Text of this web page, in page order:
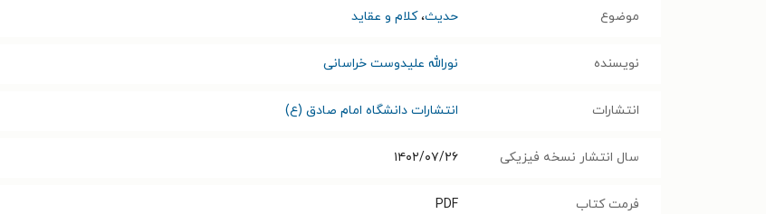
موضوع حدیث،کلام و عقاید
نویسنده نورالله علیدوست خراسانی
انتشارات انتشارات دانشگاه امام صادق (ع)
سال انتشار نسخه فیزیکی ۱۴۰۲/۰۷/۲۶
فرمت کتاب PDF